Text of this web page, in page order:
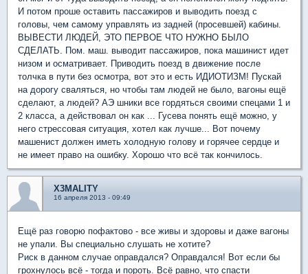
И потом проше оставить пассажиров и выводить поезд с
головы, чем самому управлять из задней (просевшей) кабины.
ВЫВЕСТИ ЛЮДЕЙ, ЭТО ПЕРВОЕ ЧТО НУЖНО БЫЛО
СДЕЛАТЬ. Пом. маш. выводит пассажиров, пока машинист идет
низом и осматривает. Приводить поезд в движение после
толчка в пути без осмотра, вот это и есть ИДИОТИЗМ! Пускай
на дорогу сваляться, но чтобы там людей не было, вагоны ещё
сделают, а людей? АЭ шники все гордяться своими спецами 1 и
2 класса, а действовал он как ... Гусева понять ещё можно, у
него стрессовая ситуация, хотел как лучше... Вот почему
машенист должен иметь холодную голову и горячее сердце и
не имеет право на ошибку. Хорошо что всё так кончилось.
X3MALITY
16 апреля 2013 - 09:49
Ещё раз говорю пофактово - все живы и здоровы и даже вагоны
не упали. Вы специально слушать не хотите?
Риск в данном случае оправдался? Оправдался! Вот если бы
грохнулось всё - тогда и пороть. Всё равно, что спасти